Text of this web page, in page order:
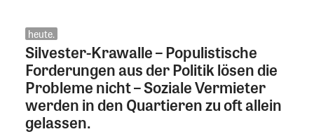
heute.
Silvester-Krawalle – Populistische
Forderungen aus der Politik lösen die
Probleme nicht – Soziale Vermieter
werden in den Quartieren zu oft allein
gelassen.